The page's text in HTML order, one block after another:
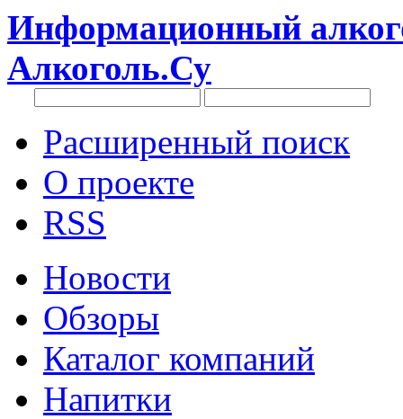
Информационный
Алкоголь.Су
Расширенный поиск
О проекте
RSS
Новости
Обзоры
Каталог компаний
Напитки